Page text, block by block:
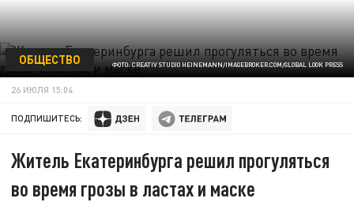
ФОТО: CREATIV STUDIO HEINEMANN/IMAGEBROKER.COM/GLOBAL LOOK PRESS
ОБЩЕСТВО
26 ИЮЛЯ 15:04
ПОДПИШИТЕСЬ:
Житель Екатеринбурга решил прогуляться
во время грозы в ластах и маске